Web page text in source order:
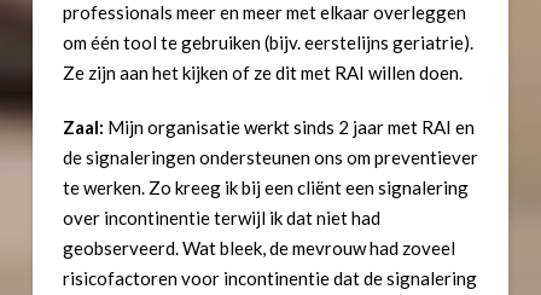
professionals meer en meer met elkaar overleggen
om één tool te gebruiken (bijv. eerstelijns geriatrie).
Ze zijn aan het kijken of ze dit met RAI willen doen.
Zaal: Mijn organisatie werkt sinds 2 jaar met RAI en
de signaleringen ondersteunen ons om preventiever
te werken. Zo kreeg ik bij een cliënt een signalering
over incontinentie terwijl ik dat niet had
geobserveerd. Wat bleek, de mevrouw had zoveel
risicofactoren voor incontinentie dat de signalering